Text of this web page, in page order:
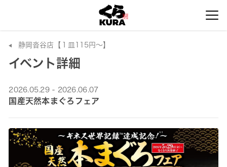
静岡沓谷店【１皿115円～】
イベント詳細
2026.05.29 - 2026.06.07
国産天然本まぐろフェア